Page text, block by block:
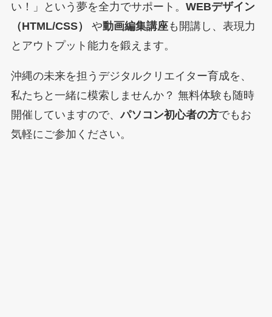
い！」という夢を全力でサポート。 WEBデザイン
（HTML/CSS）
や動画編集講座も開講し、表現力
とアウトプット能力を鍛えます。
沖縄の未来を担うデジタルクリエイター育成を、
私たちと一緒に模索しませんか？ 無料体験も随時
開催していますので、パソコン初心者の方でもお
気軽にご参加ください。